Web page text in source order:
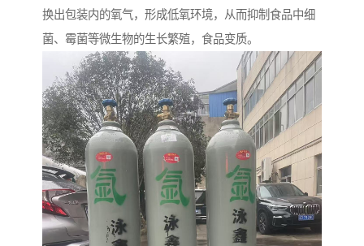
换出包装内的氧气，形成低氧环境，从而抑制食品中细
菌、霉菌等微生物的生长繁殖，食品变质。